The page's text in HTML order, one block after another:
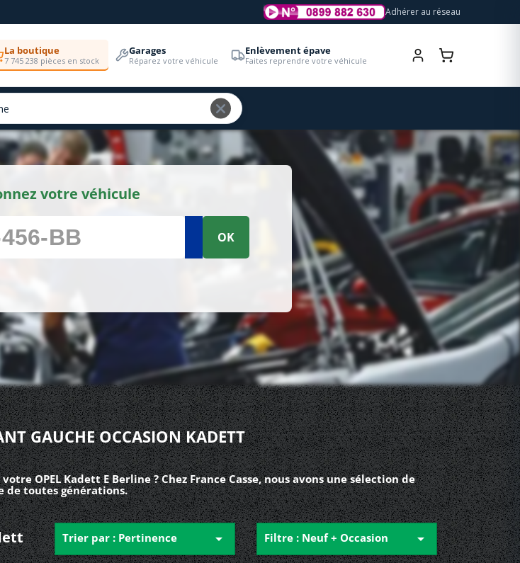
Adhérer au réseau
La boutique
7 745 238 pièces en stock
Garages
Réparez votre véhicule
Enlèvement épave
Faites reprendre votre véhicule
votre véhicule
OK
GAUCHE OCCASION KADETT
OPEL Kadett E Berline ? Chez France Casse, nous avons une sélection de
de toutes générations.
Trier par : Pertinence  Filtre : Neuf + Occasion 